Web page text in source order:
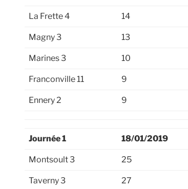
La Frette 4 14
Magny 3 13
Marines 3 10
Franconville 11 9
Ennery 2 9
Journée 1 18/01/2019
Montsoult 3 25
Taverny 3 27